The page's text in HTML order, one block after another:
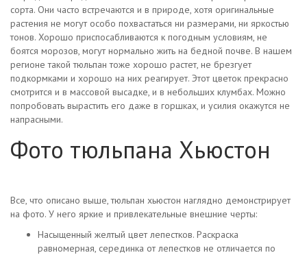
сорта. Они часто встречаются и в природе, хотя оригинальные
растения не могут особо похвастаться ни размерами, ни яркостью
тонов. Хорошо приспосабливаются к погодным условиям, не
боятся морозов, могут нормально жить на бедной почве. В нашем
регионе такой тюльпан тоже хорошо растет, не брезгует
подкормками и хорошо на них реагирует. Этот цветок прекрасно
смотрится и в массовой высадке, и в небольших клумбах. Можно
попробовать вырастить его даже в горшках, и усилия окажутся не
напрасными.
Фото тюльпана Хьюстон
Все, что описано выше, тюльпан хьюстон наглядно демонстрирует
на фото. У него яркие и привлекательные внешние черты:
Насыщенный желтый цвет лепестков. Раскраска
равномерная, серединка от лепестков не отличается по